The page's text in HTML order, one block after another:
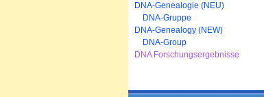
DNA-Genealogie (NEU)
DNA-Gruppe
DNA-Genealogy (NEW)
DNA-Group
DNA Forschungsergebnisse